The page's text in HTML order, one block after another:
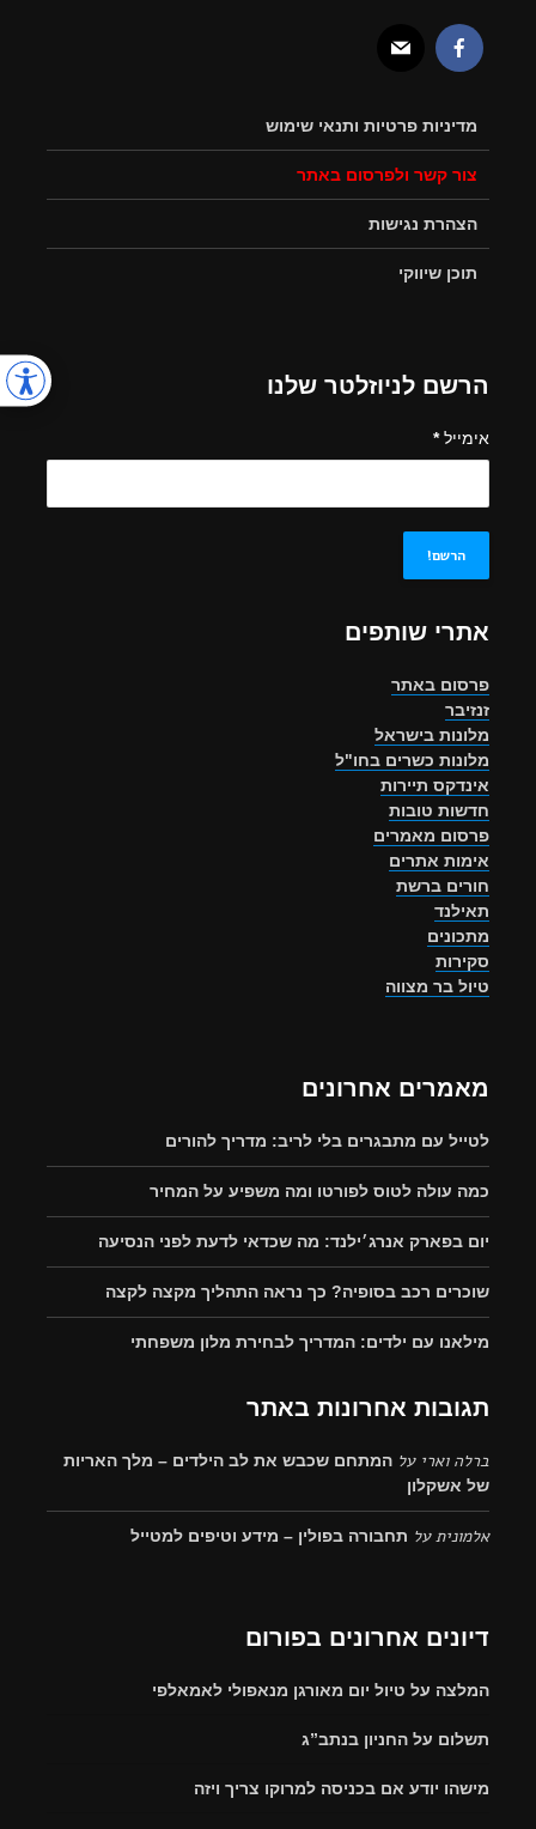
מדיניות פרטיות ותנאי שימוש
צור קשר ולפרסום באתר
הצהרת נגישות
תוכן שיווקי
הרשם לניוזלטר שלנו
אימייל*
אתרי שותפים
פרסום באתר
זנזיבר
מלונות בישראל
מלונות כשרים בחו"ל
אינדקס תיירות
חדשות טובות
פרסום מאמרים
אימות אתרים
חורים ברשת
תאילנד
מתכונים
סקירות
טיול בר מצווה
מאמרים אחרונים
לטייל עם מתבגרים בלי לריב: מדריך להורים
כמה עולה לטוס לפורטו ומה משפיע על המחיר
יום בפארק אנרג׳ילנד: מה שכדאי לדעת לפני הנסיעה
שוכרים רכב בסופיה? כך נראה התהליך מקצה לקצה
מילאנו עם ילדים: המדריך לבחירת מלון משפחתי
תגובות אחרונות באתר
ברלה וארי על המתחם שכבש את לב הילדים – מלך האריות
של אשקלון
אלמוניתעל תחבורה בפולין – מידע וטיפים למטייל
דיונים אחרונים בפורום
המלצה על טיול יום מאורגן מנאפולי לאמאלפי
תשלום על החניון בנתב”ג
מישהו יודע אם בכניסה למרוקו צריך ויזה